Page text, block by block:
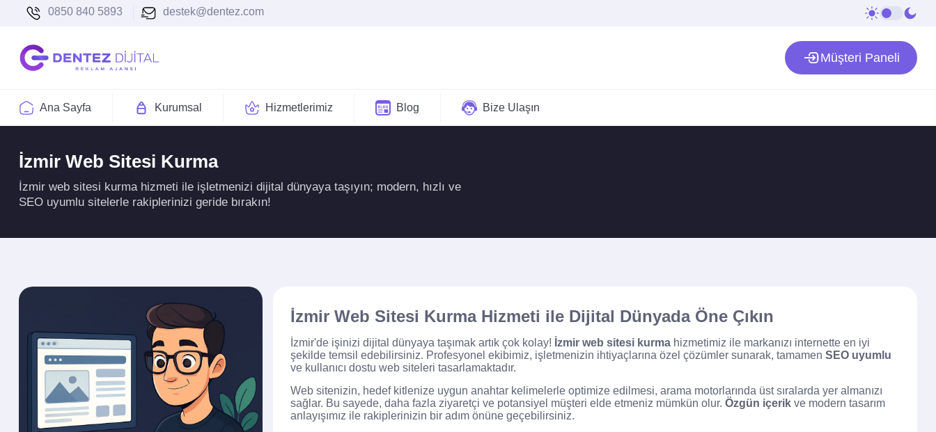
0850 840 5893 destek@dentez.com
Müşteri Paneli
Ana Sayfa Kurumsal Hizmetlerimiz Blog Bize Ulaşın
İzmir Web Sitesi Kurma
İzmir web sitesi kurma hizmeti ile işletmenizi dijital dünyaya taşıyın; modern, hızlı ve
SEO uyumlu sitelerle rakiplerinizi geride bırakın!
İzmir Web Sitesi Kurma Hizmeti ile Dijital Dünyada Öne Çıkın
İzmir'de işinizi dijital dünyaya taşımak artık çok kolay! İzmir web sitesi kurma hizmetimiz ile markanızı internette en iyi
şekilde temsil edebilirsiniz. Profesyonel ekibimiz, işletmenizin ihtiyaçlarına özel çözümler sunarak, tamamen SEO uyumlu
ve kullanıcı dostu web siteleri tasarlamaktadır.
Web sitenizin, hedef kitlenize uygun anahtar kelimelerle optimize edilmesi, arama motorlarında üst sıralarda yer almanızı
sağlar. Bu sayede, daha fazla ziyaretçi ve potansiyel müşteri elde etmeniz mümkün olur. Özgün içerik ve modern tasarım
anlayışımız ile rakiplerinizin bir adım önüne geçebilirsiniz.